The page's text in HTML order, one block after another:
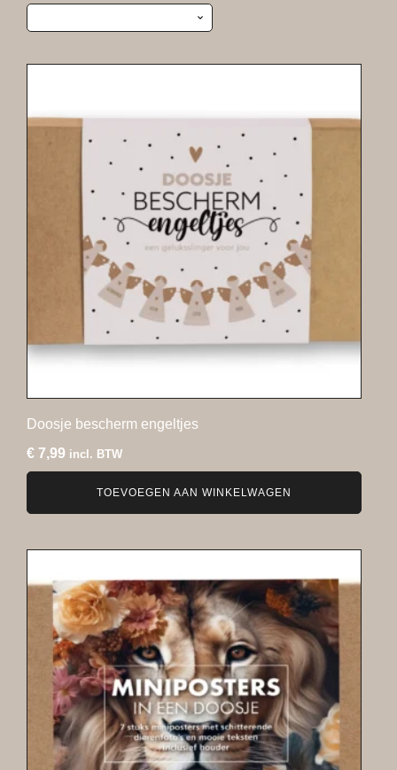
Doosje bescherm engeltjes
€ 7,99 incl. BTW
TOEVOEGEN AAN WINKELWAGEN